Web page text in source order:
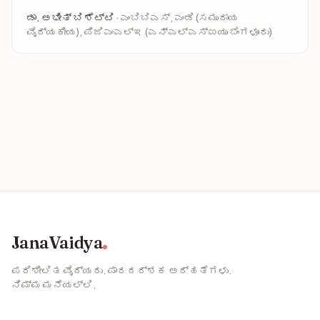
ಡಾ. ಅಭೀತ್ ಬಿ ಶೆಟ್ಟಿ · ಎಂಬಿಬಿಎಸ್, ಎಂಡಿ (ಸಮುದಾಯ
ವೈದ್ಯಕೀಯ), ಪಿಜಿಎಂಎಲ್‌ಇ (ಎನ್‌ಎಲ್‌ಎಸ್‌ಐಯು ಬೆಂಗಳೂರು)
JanaVaidya
ಪರಿಶೀಲಿತ ವೈದ್ಯರು. ಪಾರದರ್ಶಕ ಅರ್ಹತೆಗಳು.
ನಿಮ್ಮ ಮನೆಯಲ್ಲಿ.